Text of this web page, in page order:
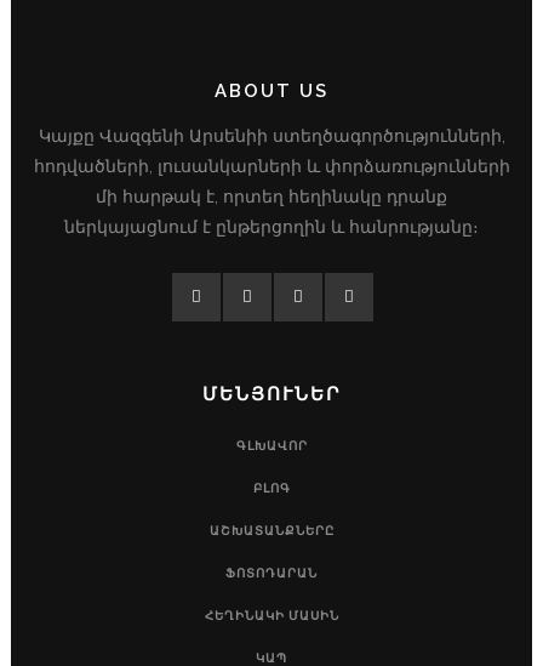
ABOUT US
Կայքը Վազգենի Արսենիի ստեղծագործությունների,
հոդվածների, լուսանկարների և փորձառությունների
մի հարթակ է, որտեղ հեղինակը դրանք
ներկայացնում է ընթերցողին և հանրությանը։
ՄԵՆՅՈՒՆԵՐ
ԳԼԽԱՎՈՐ
ԲԼՈԳ
ԱՇԽԱՏԱՆՔՆԵՐԸ
ՖՈՏՈԴԱՐԱՆ
ՀԵՂԻՆԱԿԻ ՄԱՍԻՆ
ԿԱՊ